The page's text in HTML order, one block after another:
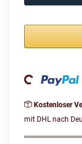
Kostenloser
mit DHL nach